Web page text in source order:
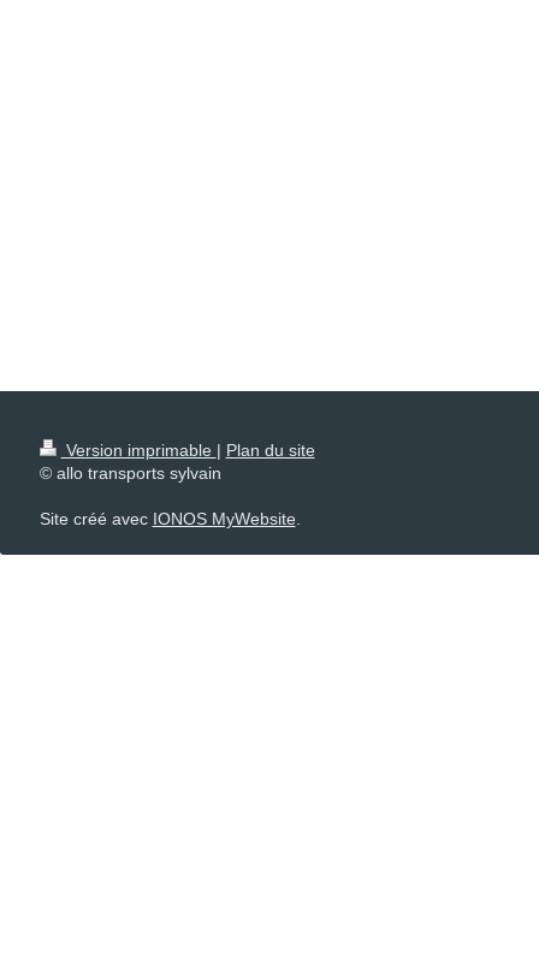
Version imprimable | Plan du site
© allo transports sylvain
Site créé avec IONOS MyWebsite